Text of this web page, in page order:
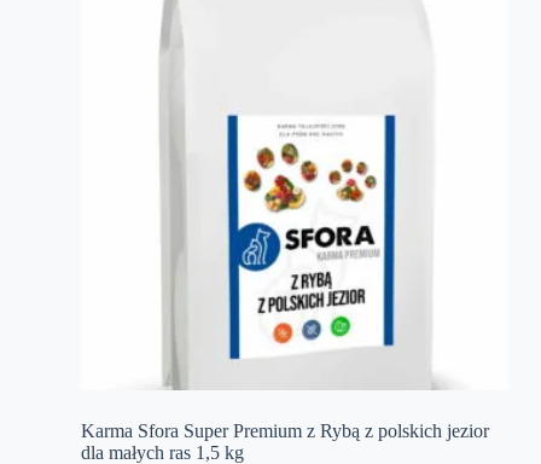
Karma Sfora Super Premium z Rybą z polskich jezior
dla małych ras 1,5 kg